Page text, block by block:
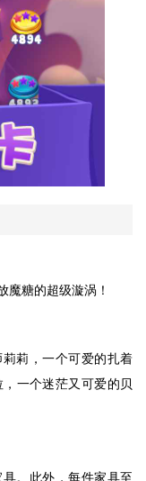
魔糖的超级漩涡！
莉，一个可爱的扎着
一个迷茫又可爱的贝
。此外，每件家具至